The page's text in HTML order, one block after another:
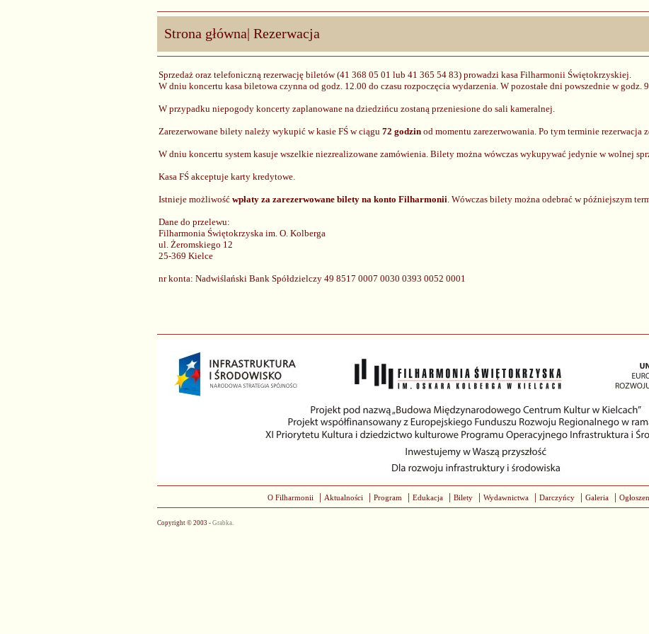
Strona główna| Rezerwacja
Sprzedaż oraz telefoniczną rezerwację biletów (41 368 05 01 lub 41 365 54 83) prowadzi kasa Filharmonii Świętokrzyskiej.
W dniu koncertu kasa biletowa czynna od godz. 12.00 do czasu rozpoczęcia wydarzenia. W pozostałe dni powszednie w godz.
W przypadku niepogody koncerty zaplanowane na dziedzińcu zostaną przeniesione do sali kameralnej.
Zarezerwowane bilety należy wykupić w kasie FŚ w ciągu 72 godzin od momentu zarezerwowania. Po tym terminie rezerwacja
W dniu koncertu system kasuje wszelkie niezrealizowane zamówienia. Bilety można wówczas wykupywać jedynie w wolnej
Kasa FŚ akceptuje karty kredytowe.
Istnieje możliwość wpłaty za zarezerwowane bilety na konto Filharmonii. Wówczas bilety można odebrać w późniejszym
Dane do przelewu:
Filharmonia Świętokrzyska im. O. Kolberga
ul. Żeromskiego 12
25-369 Kielce
nr konta: Nadwiślański Bank Spółdzielczy 49 8517 0007 0030 0393 0052 0001
O Filharmonii | Aktualności | Program | Edukacja | Bilety | Wydawnictwa | Darczyńcy | Galeria |
Copyright © 2003 - Grabka.